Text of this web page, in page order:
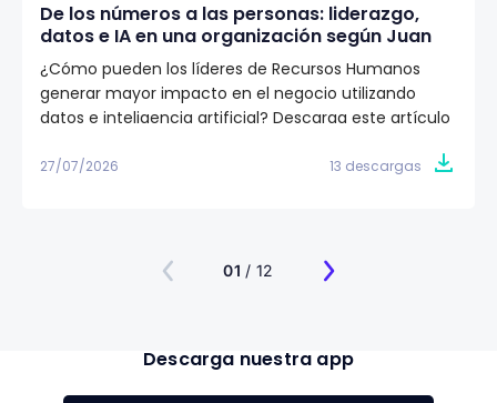
De los números a las personas: liderazgo,
datos e IA en una organización según Juan
Eduardo Jaramillo
¿Cómo pueden los líderes de Recursos Humanos
generar mayor impacto en el negocio utilizando
datos e inteligencia artificial? Descarga este artículo
VP de Talento Humano en Emtelco, sobre el papel del
27/07/2026 13 descargas
01 / 12
Descarga nuestra app